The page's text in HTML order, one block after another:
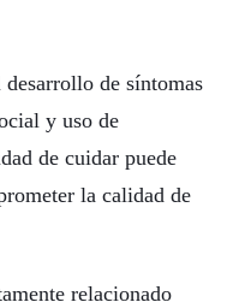
de síntomas
y uso de
de cuidar puede
la calidad de
relacionado